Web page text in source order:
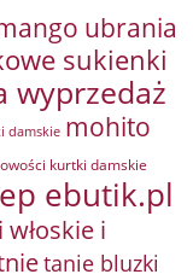
ubrania
sukienki
wyprzedaż
damskie mohito
kurtki damskie
ebutik.pl
i
tanie bluzki